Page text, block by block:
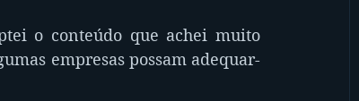
o conteúdo que achei muito
empresas possam adequar-